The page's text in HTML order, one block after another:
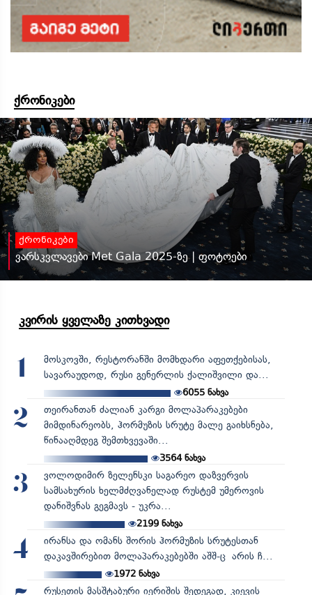
ქრონიკები
ქრონიკები
ვარსკვლავები Met Gala 2025-ზე | ფოტოები
კვირის ყველაზე კითხვადი
1
მოსკოვში, რესტორანში მომხდარი აფეთქებისას,
სავარაუდოდ, რუსი გენერლის ქალიშვილი და...
6055 ნახვა
2
თეირანთან ძალიან კარგი მოლაპარაკებები
მიმდინარეობს, ჰორმუზის სრუტე მალე გაიხსნება,
წინააღმდეგ შემთხვევაში...
3564ნახვა
3
ვოლოდიმირ ზელენსკი საგარეო დაზვერვის
სამსახურის ხელმძღვანელად რუსტემ უმეროვის
დანიშვნას გეგმავს - უკრა...
2199ნახვა
4
ირანსა და ომანს შორის ჰორმუზის სრუტესთან
დაკავშირებით მოლაპარაკებებში აშშ-ც არის ჩ...
1972ნახვა
რუსეთის მასშტაბური იერიშის შედეგად, კიევის